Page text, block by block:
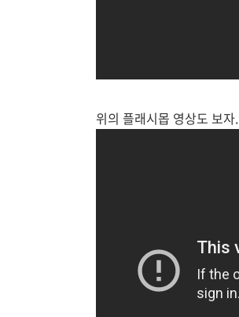
위의 플래시몹 영상도 보자.